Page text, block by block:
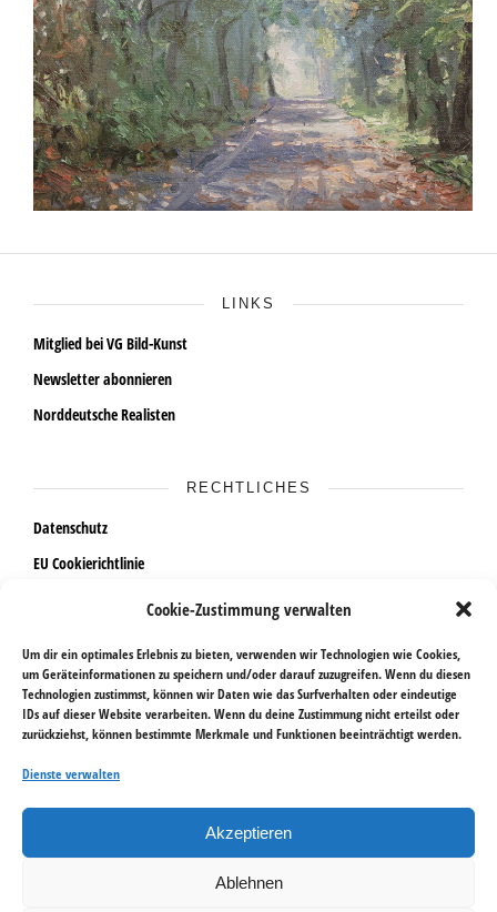
Cookie-Zustimmung verwalten
Um dir ein optimales Erlebnis zu bieten, verwenden wir Technologien wie Cookies,
um Geräteinformationen zu speichern und/oder darauf zuzugreifen. Wenn du diesen
Technologien zustimmst, können wir Daten wie das Surfverhalten oder eindeutige
IDs auf dieser Website verarbeiten. Wenn du deine Zustimmung nicht erteilst oder
zurückziehst, können bestimmte Merkmale und Funktionen beeinträchtigt werden.
Dienste verwalten
Akzeptieren
Ablehnen
LINKS
Mitglied bei VG Bild-Kunst
Newsletter abonnieren
Norddeutsche Realisten
RECHTLICHES
Datenschutz
EU Cookierichtlinie
AKTUELLES
Ausstellungen im Sommer 2026
18. April bis 29. Mai 2026 | Galerie Göldner